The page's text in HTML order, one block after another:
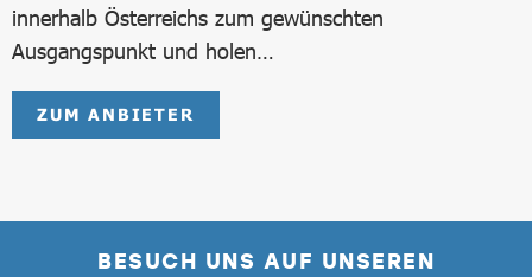
innerhalb Österreichs zum gewünschten
Ausgangspunkt und holen…
ZUM ANBIETER
BESUCH UNS AUF UNSEREN